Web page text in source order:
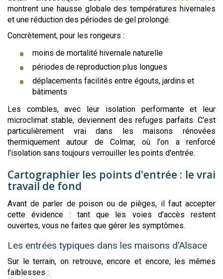
montrent une hausse globale des températures hivernales
et une réduction des périodes de gel prolongé.
Concrètement, pour les rongeurs :
moins de mortalité hivernale naturelle
périodes de reproduction plus longues
déplacements facilités entre égouts, jardins et
bâtiments
Les combles, avec leur isolation performante et leur
microclimat stable, deviennent des refuges parfaits. C'est
particulièrement vrai dans les maisons rénovées
thermiquement autour de Colmar, où l'on a renforcé
l'isolation sans toujours verrouiller les points d'entrée.
Cartographier les points d'entrée : le vrai
travail de fond
Avant de parler de poison ou de pièges, il faut accepter
cette évidence : tant que les voies d'accès restent
ouvertes, vous ne faites que gérer les symptômes.
Les entrées typiques dans les maisons d'Alsace
Sur le terrain, on retrouve, encore et encore, les mêmes
faiblesses :